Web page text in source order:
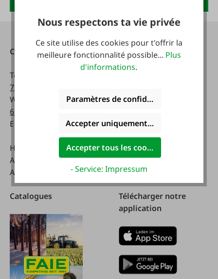
Contact
Téléphone :
716-0
WhatsApp :
0043 677
63514619
Email :
info@faie.at
Handelsstraße 9
A-4844 Regau
Autriche
Heures d'ouverture:
8 a.m. - 12 a.m.
Catalogues
Télécharger notre
application
Nous respectons ta vie privée
Ce site utilise des cookies pour t'offrir la
meilleure fonctionnalité possible... Plus
d'informations.
Paramètres de confidentialité
Accepter uniquement les cookies
Accepter tous les cookies
- Service: Impressum